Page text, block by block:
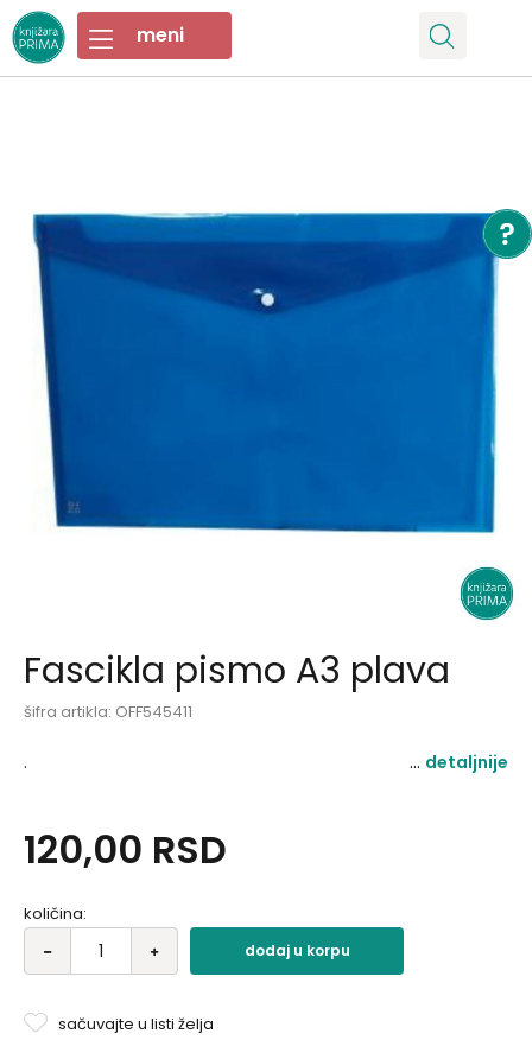
Fascikla pismo A3 plava
šifra artikla: OFF545411
. detaljnije
120,00 RSD
količina:
dodaj u korpu
sačuvajte u listi želja